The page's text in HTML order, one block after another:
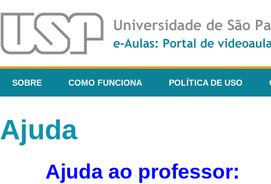
SOBRE COMO FUNCIONA POLÍTICA DE USO
Ajuda
Ajuda ao professor: